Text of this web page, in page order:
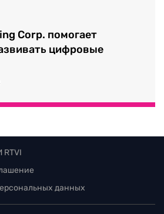
Corp. помогает
цифровые
данных